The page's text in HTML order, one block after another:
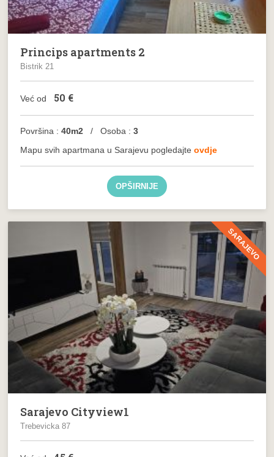
Princips apartments 2
Bistrik 21
Već od 50 €
Površina : 40m2 / Osoba :3
Mapu svih apartmana u Sarajevu pogledajteovdje
OPŠIRNIJE
SARAJEVO
Sarajevo Cityview1
Trebevicka 87